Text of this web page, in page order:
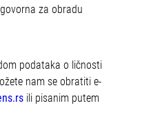
za obradu
podataka o ličnosti
nam se obratiti e-
ili pisanim putem